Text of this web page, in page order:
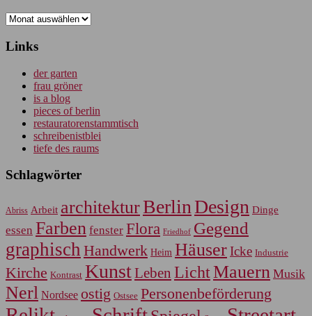
Archiv
Links
der garten
frau gröner
is a blog
pieces of berlin
restauratorenstammtisch
schreibenistblei
tiefe des raums
Schlagwörter
Abriss Arbeit architekturBerlin Design Dinge
essen Farben fenster Flora Friedhof Gegend
graphisch Handwerk Heim HäuserIcke Industrie
Kirche Kontrast KunstLeben LichtMauern Musik
Nerl Nordsee ostig Ostsee Personenbeförderung